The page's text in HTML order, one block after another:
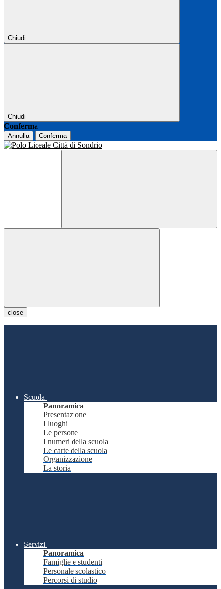
Chiudi
Chiudi
Conferma
Annulla Conferma
close
Scuola
Panoramica
Presentazione
I luoghi
Le persone
I numeri della scuola
Le carte della scuola
Organizzazione
La storia
Servizi
Panoramica
Famiglie e studenti
Personale scolastico
Percorsi di studio